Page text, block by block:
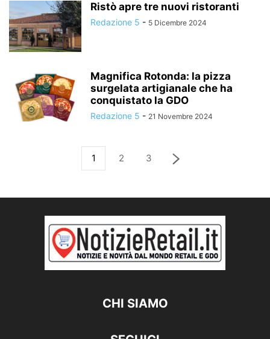
Ristò apre tre nuovi ristoranti
Redazione 5 - 5 Dicembre 2024
Magnifica Rotonda: la pizza
surgelata artigianale che ha
conquistato la GDO
Redazione 5 - 21 Novembre 2024
1 2 3
CHI SIAMO